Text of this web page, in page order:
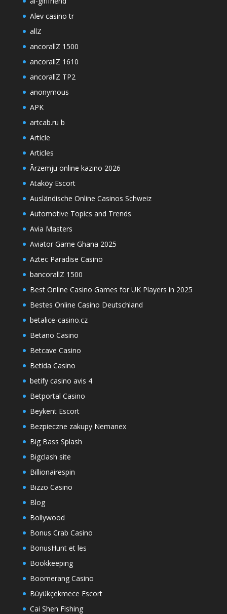
Alev casino tr
allZ
ancorallZ 1500
ancorallZ 1610
ancorallZ TP2
anonymous
APK
artcab.ru b
Article
Articles
Ārzemju online kazino 2026
Ataköy Escort
Ausländische Online Casinos Schweiz
Automotive Topics and Trends
Avia Masters
Aviator Game Ghana 2025
Aztec Paradise Casino
bancorallZ 1500
Best Online Casino Games for UK Players in 2025
Bestes Online Casino Deutschland
betalice-casino.cz
Betano Casino
Betcave Casino
Betida Casino
betify casino avis 4
Betportal Casino
Beykent Escort
Bezpieczne zakupy Nemanex
Big Bass Splash
Bigclash site
Billionairespin
Bizzo Casino
Blog
Bollywood
Bonus Crab Casino
BonusHunt et les
Bookkeeping
Boomerang Casino
Büyükçekmece Escort
Cai Shen Fishing